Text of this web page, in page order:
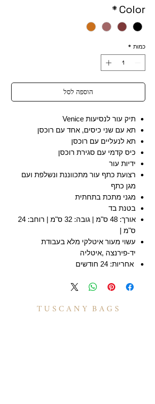
Color
*
כמות *
הוספה לסל
תיק עור לנסיעות Venice
תא עם שני כיסים, אחד עם רוכסן
תא לנעליים עם רוכסן
כיס קדמי עם סגירת רוכסן
ידיות עור
רצועת כתף עור מתכווננת ונשלפת ועם
מגן כתף
מגני מתכת בתחתית
בטנת בד
אורך: 48 ס"מ | גובה: 32 ס"מ | רוחב: 24
ס"מ |
עשוי מעור איטלקי מלא בעבודת
יד-פירנצה ,איטליה
אחריות: 24 חודשים
T U S C A N Y B A G S